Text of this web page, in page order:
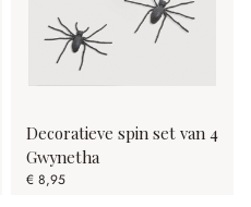
Decoratieve spin set van 4
Gwynetha
€ 8,95